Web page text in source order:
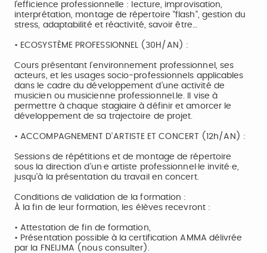
l’efficience professionnelle : lecture, improvisation,
interprétation, montage de répertoire “flash”, gestion du
stress, adaptabilité et réactivité, savoir être…
• ECOSYSTÈME PROFESSIONNEL (30H/AN) :
Cours présentant l’environnement professionnel, ses
acteurs, et les usages socio-professionnels applicables
dans le cadre du développement d’une activité de
musicien ou musicienne professionnel.le. Il vise à
permettre à chaque stagiaire à définir et amorcer le
développement de sa trajectoire de projet.
• ACCOMPAGNEMENT D’ARTISTE ET CONCERT (12h/AN) :
Sessions de répétitions et de montage de répertoire
sous la direction d’un·e artiste professionnel·le invité·e,
jusqu'à la présentation du travail en concert.
Conditions de validation de la formation :
À la fin de leur formation, les élèves recevront :
• Attestation de fin de formation,
• Présentation possible à la certification AMMA délivrée
par la FNEIJMA (nous consulter).